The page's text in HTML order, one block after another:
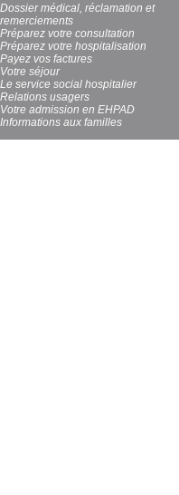
Dossier médical, réclamation et
remerciements
Préparez votre consultation
Préparez votre hospitalisation
Payez vos factures
Votre séjour
Le service social hospitalier
Relations usagers
Votre admission en EHPAD
Informations aux familles